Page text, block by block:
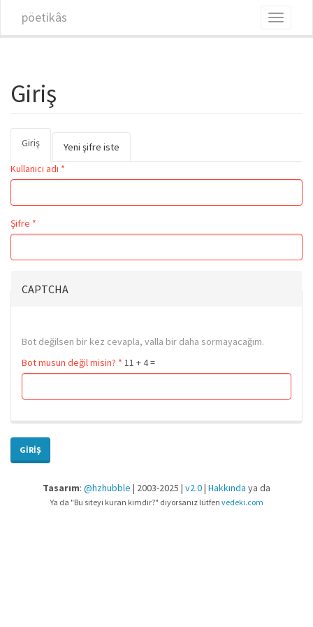
pöetikâs
Toggle
Giriş
Birincil sekmeler
Giriş
Yeni şifre iste
Kullanıcı adı *
Şifre *
CAPTCHA
Bot değilsen bir kez cevapla, valla bir daha sormayacağım.
Bot musun değil misin? * 11 + 4 =
GIRIŞ
Tasarım: @hzhubble | 2003-2025 | v2.0| Hakkında ya da
Ya da "Bu siteyi kuran kimdir?" diyorsanız lütfen vedeki.com